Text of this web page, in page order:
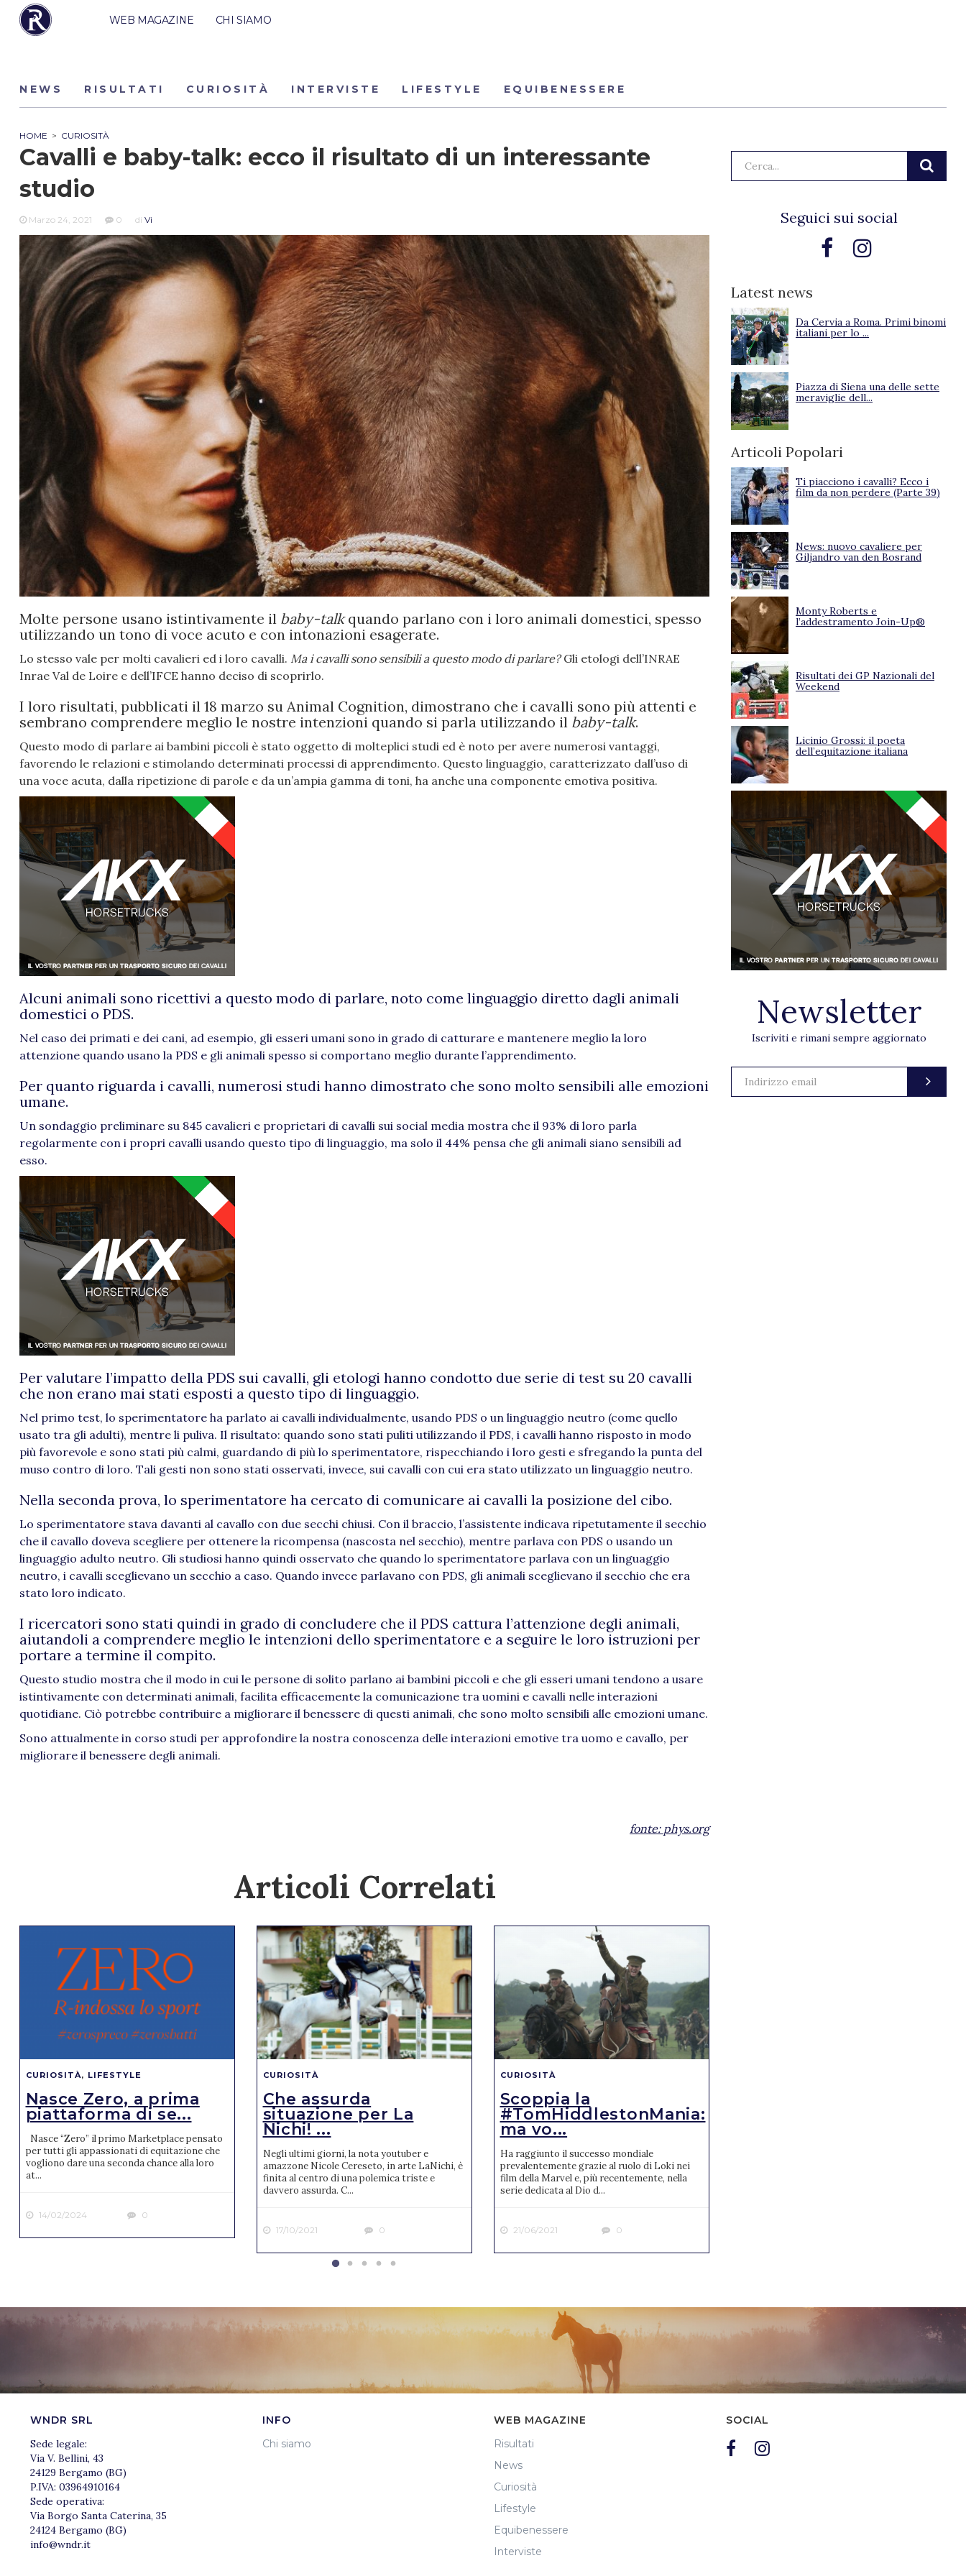
WEB MAGAZINE CHI SIAMO
NEWS RISULTATI CURIOSITÀ INTERVISTE LIFESTYLE EQUIBENESSERE
HOME > CURIOSITÀ
Cavalli e baby-talk: ecco il risultato di un interessante
studio
Marzo 24, 2021 0 di Vi
Molte persone usano istintivamente il baby-talkquando parlano con i loro animali domestici, spesso
utilizzando un tono di voce acuto e con intonazioni esagerate.
Lo stesso vale per molti cavalieri ed i loro cavalli. Ma i cavalli sono sensibili a questo modo di parlare?Gli etologi dell’INRAE
Inrae Val de Loire ​​e dell’IFCE hanno deciso di scoprirlo.
I loro risultati, pubblicati il ​​18 marzo su Animal Cognition, dimostrano che i cavalli sono più attenti e
sembrano comprendere meglio le nostre intenzioni quando si parla utilizzando il baby-talk.
Questo modo di parlare ai bambini piccoli è stato oggetto di molteplici studi ed è noto per avere numerosi vantaggi,
favorendo le relazioni e stimolando determinati processi di apprendimento. Questo linguaggio, caratterizzato dall’uso di
una voce acuta, dalla ripetizione di parole e da un’ampia gamma di toni, ha anche una componente emotiva positiva.
Alcuni animali sono ricettivi a questo modo di parlare, noto come linguaggio diretto dagli animali
domestici o PDS.
Nel caso dei primati e dei cani, ad esempio, gli esseri umani sono in grado di catturare e mantenere meglio la loro
attenzione quando usano la PDS e gli animali spesso si comportano meglio durante l’apprendimento.
Per quanto riguarda i cavalli, numerosi studi hanno dimostrato che sono molto sensibili alle emozioni
umane.
Un sondaggio preliminare su 845 cavalieri e proprietari di cavalli sui social media mostra che il 93% di loro parla
regolarmente con i propri cavalli usando questo tipo di linguaggio, ma solo il 44% pensa che gli animali siano sensibili ad
esso.
Per valutare l’impatto della PDS sui cavalli, gli etologi hanno condotto due serie di test su 20 cavalli
che non erano mai stati esposti a questo tipo di linguaggio.
Nel primo test, lo sperimentatore ha parlato ai cavalli individualmente, usando PDS o un linguaggio neutro (come quello
usato tra gli adulti), mentre li puliva. Il risultato: quando sono stati puliti utilizzando il PDS, i cavalli hanno risposto in modo
più favorevole e sono stati più calmi, guardando di più lo sperimentatore, rispecchiando i loro gesti e sfregando la punta del
muso contro di loro. Tali gesti non sono stati osservati, invece, sui cavalli con cui era stato utilizzato un linguaggio neutro.
Nella seconda prova, lo sperimentatore ha cercato di comunicare ai cavalli la posizione del cibo.
Lo sperimentatore stava davanti al cavallo con due secchi chiusi. Con il braccio, l’assistente indicava ripetutamente il secchio
che il cavallo doveva scegliere per ottenere la ricompensa (nascosta nel secchio), mentre parlava con PDS o usando un
linguaggio adulto neutro. Gli studiosi hanno quindi osservato che quando lo sperimentatore parlava con un linguaggio
neutro, i cavalli sceglievano un secchio a caso. Quando invece parlavano con PDS, gli animali sceglievano il secchio che era
stato loro indicato.
I ricercatori sono stati quindi in grado di concludere che il PDS cattura l’attenzione degli animali,
aiutandoli a comprendere meglio le intenzioni dello sperimentatore e a seguire le loro istruzioni per
portare a termine il compito.
Questo studio mostra che il modo in cui le persone di solito parlano ai bambini piccoli e che gli esseri umani tendono a usare
istintivamente con determinati animali, facilita efficacemente la comunicazione tra uomini e cavalli nelle interazioni
quotidiane. Ciò potrebbe contribuire a migliorare il benessere di questi animali, che sono molto sensibili alle emozioni umane.
Sono attualmente in corso studi per approfondire la nostra conoscenza delle interazioni emotive tra uomo e cavallo, per
migliorare il benessere degli animali.
fonte: phys.org
Articoli Correlati
CURIOSITÀ, LIFESTYLE
Nasce Zero, a prima
piattaforma di se...
Nasce “Zero” il primo Marketplace pensato
per tutti gli appassionati di equitazione che
vogliono dare una seconda chance alla loro
at...
14/02/2024 0
CURIOSITÀ
Che assurda
situazione per La
Nichi! ...
Negli ultimi giorni, la nota youtuber e
amazzone Nicole Cereseto, in arte LaNichi, è
finita al centro di una polemica triste e
davvero assurda. C...
17/10/2021 0
CURIOSITÀ
Scoppia la
#TomHiddlestonMania:
ma vo...
Ha raggiunto il successo mondiale
prevalentemente grazie al ruolo di Loki nei
film della Marvel e, più recentemente, nella
serie dedicata al Dio d...
21/06/2021 0
Seguici sui social
Latest news
Da Cervia a Roma. Primi binomi
italiani per lo ...
Piazza di Siena una delle sette
meraviglie dell...
Articoli Popolari
Ti piacciono i cavalli? Ecco i
film da non perdere (Parte 39)
News: nuovo cavaliere per
Giljandro van den Bosrand
Monty Roberts e
l’addestramento Join-Up®
Risultati dei GP Nazionali del
Weekend
Licinio Grossi: il poeta
dell’equitazione italiana
Newsletter
Iscriviti e rimani sempre aggiornato
WNDR SRL
Sede legale:
Via V. Bellini, 43
24129 Bergamo (BG)
P.IVA: 03964910164
Sede operativa:
Via Borgo Santa Caterina, 35
24124 Bergamo (BG)
info@wndr.it
INFO
Chi siamo
WEB MAGAZINE
Risultati
News
Curiosità
Lifestyle
Equibenessere
Interviste
SOCIAL